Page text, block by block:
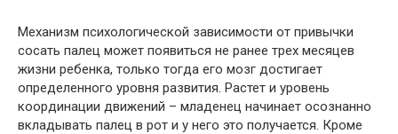
Механизм психологической зависимости от привычки
сосать палец может появиться не ранее трех месяцев
жизни ребенка, только тогда его мозг достигает
определенного уровня развития. Растет и уровень
координации движений – младенец начинает осознанно
вкладывать палец в рот и у него это получается. Кроме